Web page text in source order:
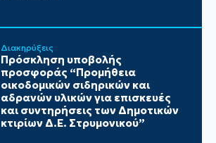
Διακηρύξεις
Πρόσκληση υποβολής
προσφοράς “Προμήθεια
οικοδομικών σιδηρικών και
αδρανών υλικών για επισκευές
και συντηρήσεις των Δημοτικών
κτιρίων Δ.Ε. Στρυμονικού”